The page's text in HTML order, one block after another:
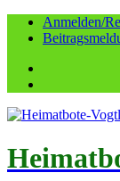
Anmelden/